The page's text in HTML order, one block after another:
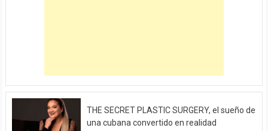
THE SECRET PLASTIC SURGERY, el sueño de
una cubana convertido en realidad